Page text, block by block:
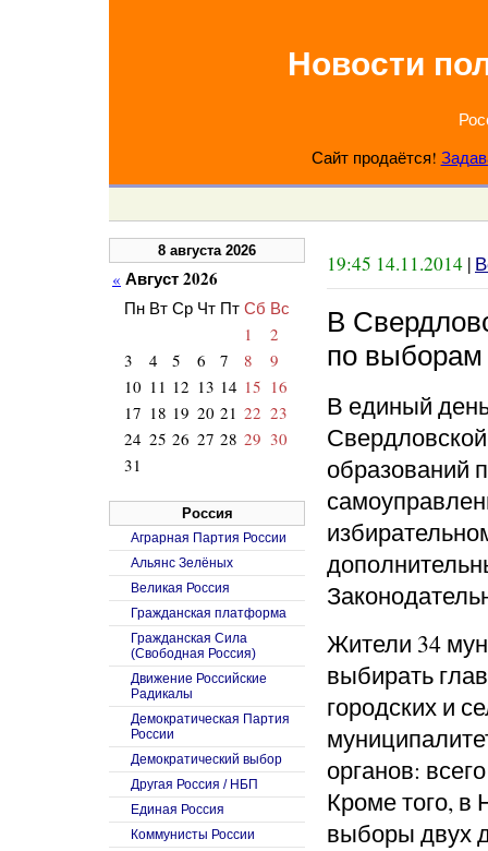
Новости
Сайт продаётся!
19:45 14.11.2014 |
В
по выборам
В единый
образований
Жители 34
выбирать
городских и
органов:
Кроме того, в
выборы двух
8 августа 2026
« Август 2026
Пн Вт Ср Чт Пт Сб Вс
1
2
3
4 5 6 7 8
9
10 11 12 13 14 15 16
17 18 19 20 21 22 23
24 25 26 27 28 29 30
31
Россия
Аграрная Партия России
Альянс Зелёных
Великая Россия
Гражданская платформа
Гражданская Сила
(Свободная Россия)
Движение Российские
Радикалы
Демократическая Партия
России
Демократический выбор
Другая Россия / НБП
Единая Россия
Коммунисты России